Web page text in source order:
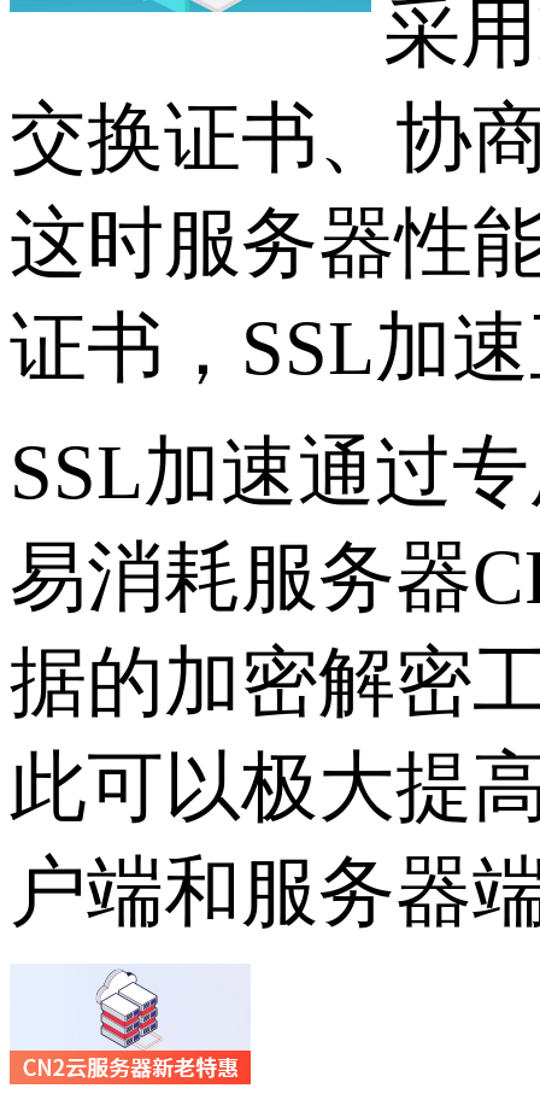
采
交换证书、协
这时服务器性
证书，SSL加
SSL加速通过
易消耗服务器
据的加密解密
此可以极大提
户端和服务器